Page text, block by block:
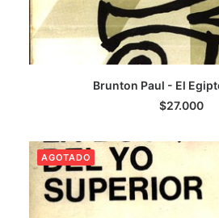
LEER MÁS
Brunton Paul - El
$27.000
AGOTADO